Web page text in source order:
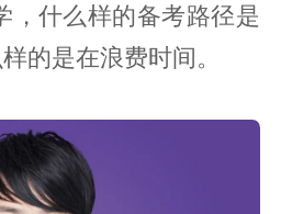
，什么样的备考路径是
的是在浪费时间。